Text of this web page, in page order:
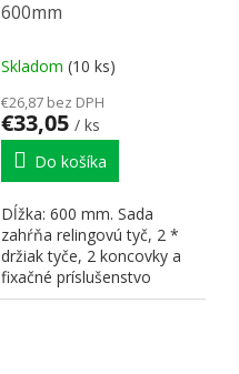
600mm
Skladom (10 ks)
€26,87 bez DPH
€33,05 / ks
Do košíka
Dĺžka: 600 mm. Sada
zahŕňa relingovú tyč, 2 *
držiak tyče, 2 koncovky a
fixačné príslušenstvo